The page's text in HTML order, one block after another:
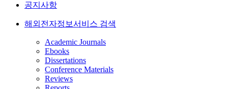
공지사항
해외전자정보서비스 검색
Academic Journals
Ebooks
Dissertations
Conference Materials
Reviews